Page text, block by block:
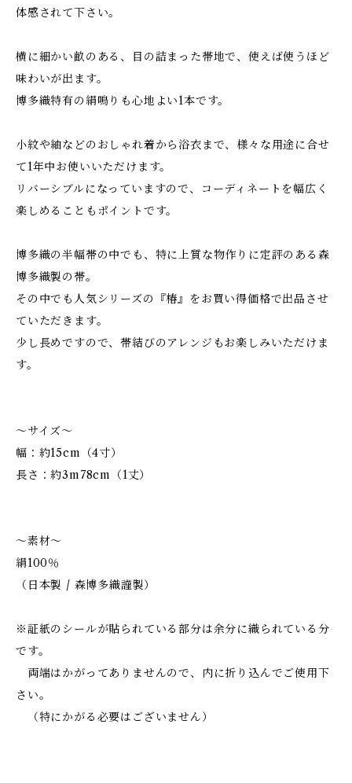
体感されて下さい。
横に細かい畝のある、目の詰まった帯地で、使えば使うほど
味わいが出ます。
博多織特有の絹鳴りも心地よい1本です。
小紋や紬などのおしゃれ着から浴衣まで、様々な用途に合せ
て1年中お使いいただけます。
リバーシブルになっていますので、コーディネートを幅広く
楽しめることもポイントです。
博多織の半幅帯の中でも、特に上質な物作りに定評のある森
博多織製の帯。
その中でも人気シリーズの『椿』をお買い得価格で出品させ
ていただきます。
少し長めですので、帯結びのアレンジもお楽しみいただけま
す。
～サイズ～
幅：約15cm（4寸）
長さ：約3m78cm（1丈）
～素材～
絹100％
（日本製 / 森博多織謹製）
※証紙のシールが貼られている部分は余分に織られている分
です。
両端はかがってありませんので、内に折り込んでご使用下
さい。
（特にかがる必要はございません）